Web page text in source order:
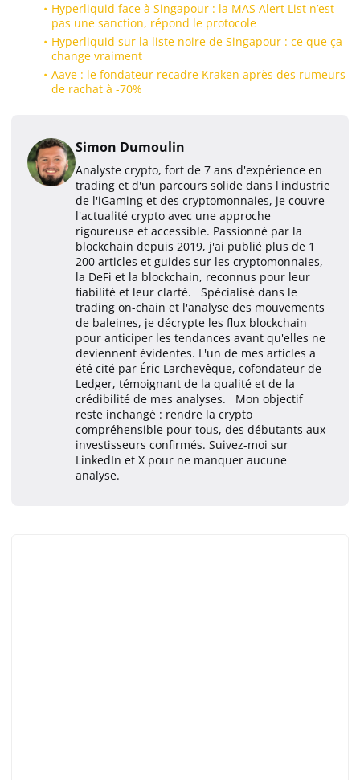
Hyperliquid face à Singapour : la MAS Alert List n’est
pas une sanction, répond le protocole
Hyperliquid sur la liste noire de Singapour : ce que ça
change vraiment
Aave : le fondateur recadre Kraken après des rumeurs
de rachat à -70%
Simon Dumoulin
Analyste crypto, fort de 7 ans d'expérience en
trading et d'un parcours solide dans l'industrie
de l'iGaming et des cryptomonnaies, je couvre
l'actualité crypto avec une approche
rigoureuse et accessible. Passionné par la
blockchain depuis 2019, j'ai publié plus de 1
200 articles et guides sur les cryptomonnaies,
la DeFi et la blockchain, reconnus pour leur
fiabilité et leur clarté. Spécialisé dans le
trading on-chain et l'analyse des mouvements
de baleines, je décrypte les flux blockchain
pour anticiper les tendances avant qu'elles ne
deviennent évidentes. L'un de mes articles a
été cité par Éric Larchevêque, cofondateur de
Ledger, témoignant de la qualité et de la
crédibilité de mes analyses. Mon objectif
reste inchangé : rendre la crypto
compréhensible pour tous, des débutants aux
investisseurs confirmés. Suivez-moi sur
LinkedIn et X pour ne manquer aucune
analyse.